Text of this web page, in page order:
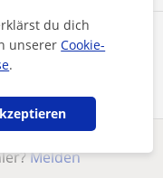
Melden
du dich
unsererCookie-
.